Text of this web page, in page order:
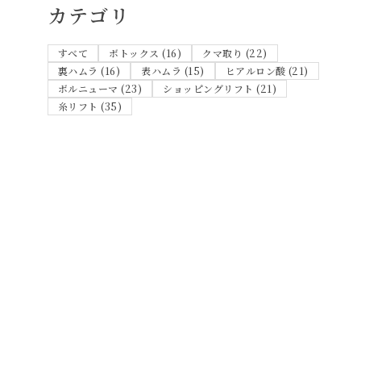
カテゴリ
すべて ボトックス (16)
クマ取り (22)
裏ハムラ (16)
表ハムラ (15)
ヒアルロン酸 (21)
ボルニューマ (23)
ショッピングリフト (21)
糸リフト (35)